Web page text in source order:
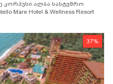
კორპუსი ალბა სასტუმრო
Mare Hotel & Wellness Resort
37%